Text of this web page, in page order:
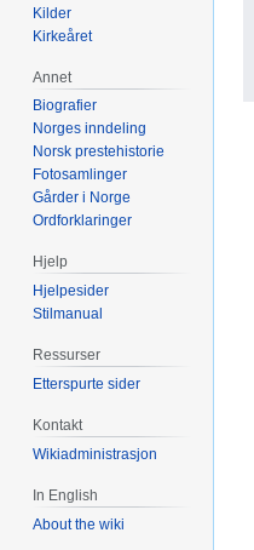
Kilder
Kirkeåret
Annet
Biografier
Norges inndeling
Norsk prestehistorie
Fotosamlinger
Gårder i Norge
Ordforklaringer
Hjelp
Hjelpesider
Stilmanual
Ressurser
Etterspurte sider
Kontakt
Wikiadministrasjon
In English
About the wiki